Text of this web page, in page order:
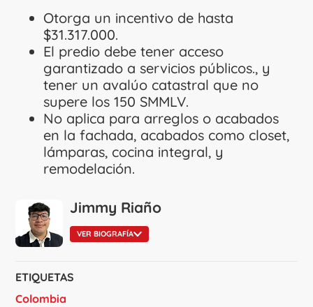
Otorga un incentivo de hasta
$31.317.000.
El predio debe tener acceso
garantizado a servicios públicos., y
tener un avalúo catastral que no
supere los 150 SMMLV.
No aplica para arreglos o acabados
en la fachada, acabados como closet,
lámparas, cocina integral, y
remodelación.
Jimmy Riaño
VER BIOGRAFÍA
ETIQUETAS
Colombia